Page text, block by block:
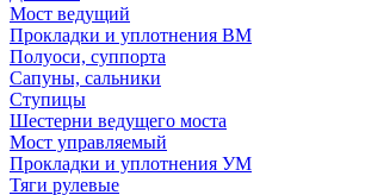
Мост ведущий
Прокладки и уплотнения ВМ
Полуоси, суппорта
Сапуны, сальники
Ступицы
Шестерни ведущего моста
Мост управляемый
Прокладки и уплотнения УМ
Тяги рулевые